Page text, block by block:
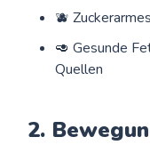
🫐
🥑 Gesunde
Quellen
2.